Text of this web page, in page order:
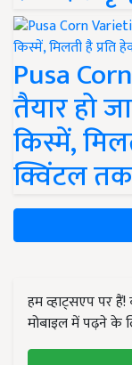
Pusa
तैयार हो
किस्में,
क्विंटल तक
हम व्हाट्सएप पर
मोबाइल में पढ़ने के